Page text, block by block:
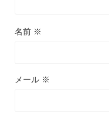
名前 ※
メール ※